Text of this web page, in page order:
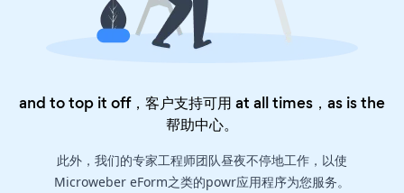
and to top it off，客户支持可用 at all times，as is the
帮助中心。
此外，我们的专家工程师团队昼夜不停地工作，以使
Microweber eForm之类的powr应用程序为您服务。